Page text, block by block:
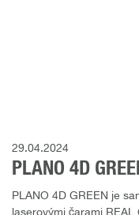
29.04.2024
PLANO 4D
PLANO 4D GREEN je
laserovými čarami